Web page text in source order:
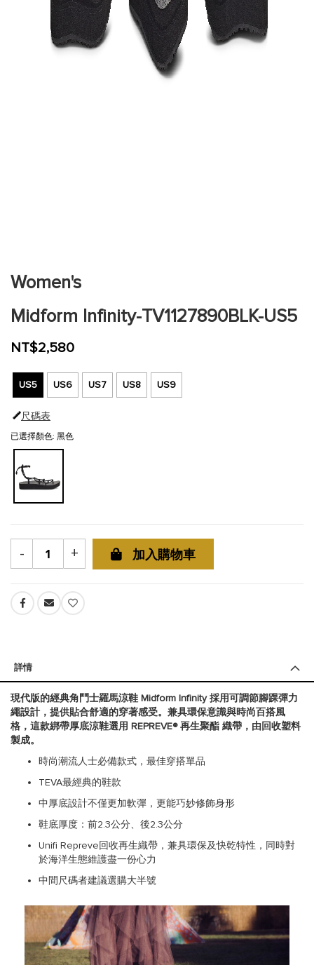
庫
開
Women's
Midform Infinity-TV1127890BLK-US5
NT$2,580
已選擇顏色: 黑色
US5 US6 US7 US8 US9
尺碼表
- + 加入購物車
詳情
現代版的經典角鬥士羅馬涼鞋 Midform Infinity 採用可調節腳踝彈力
繩設計，提供貼合舒適的穿著感受。兼具環保意識與時尚百搭風
格，這款綁帶厚底涼鞋選用 REPREVE® 再生聚酯 織帶，由回收塑料
製成。
時尚潮流人士必備款式，最佳穿搭單品
TEVA最經典的鞋款
中厚底設計不僅更加軟彈，更能巧妙修飾身形
鞋底厚度：前2.3公分、後2.3公分
Unifi Repreve回收再生織帶，兼具環保及快乾特性，同時對
於海洋生態維護盡一份心力
中間尺碼者建議選購大半號